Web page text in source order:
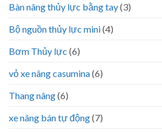
Bàn nâng thủy lực bằng tay(3)
Bộ nguồn thủy lực mini(4)
Bơm Thủy lực (6)
vỏ xe nâng casumina(6)
Thang nâng(6)
xe nâng bán tự động(7)